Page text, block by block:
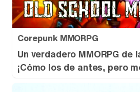
Corepunk MMORPG
Un verdadero MMORPG de
¡Cómo los de antes, pero